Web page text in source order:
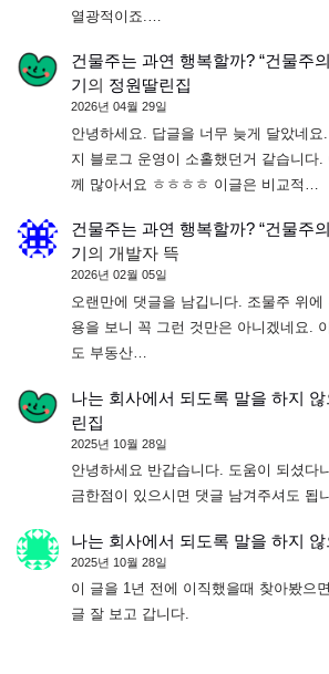
열광적이죠.…
건물주는 과연 행복할까? “건물주
기의 정원딸린집
2026년 04월 29일
안녕하세요. 답글을 너무 늦게 달았네요
지 블로그 운영이 소홀했던거 같습니다
께 많아서요 ㅎㅎㅎㅎ 이글은 비교적…
건물주는 과연 행복할까? “건물주
기 의 개발자 뜩
2026년 02월 05일
오랜만에 댓글을 남깁니다. 조물주 위에
용을 보니 꼭 그런 것만은 아니겠네요.
도 부동산…
나는 회사에서 되도록 말을 하지
린집
2025년 10월 28일
안녕하세요 반갑습니다. 도움이 되셨다
금한점이 있으시면 댓글 남겨주셔도 됩
나는 회사에서 되도록 말을 하지
2025년 10월 28일
이 글을 1년 전에 이직했을때 찾아봤으
글 잘 보고 갑니다.